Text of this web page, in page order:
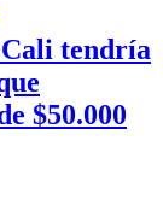
tendría
$50.000